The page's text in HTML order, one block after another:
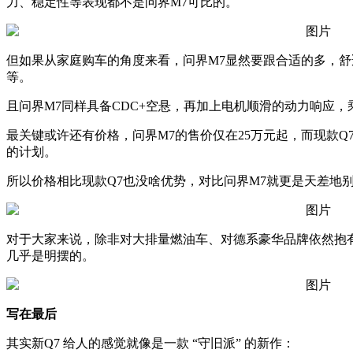
但如果从家庭购车的角度来看，问界M7显然要跟合适的多，
等。
且问界M7同样具备CDC+空悬，再加上电机顺滑的动力响应
最关键或许还有价格，问界M7的售价仅在25万元起，而现款
的计划。
所以价格相比现款Q7也没啥优势，对比问界M7就更是天差地
对于大家来说，除非对大排量燃油车、对德系豪华品牌依然
几乎是明摆的。
写在最后
其实新Q7 给人的感觉就像是一款 “守旧派” 的新作：